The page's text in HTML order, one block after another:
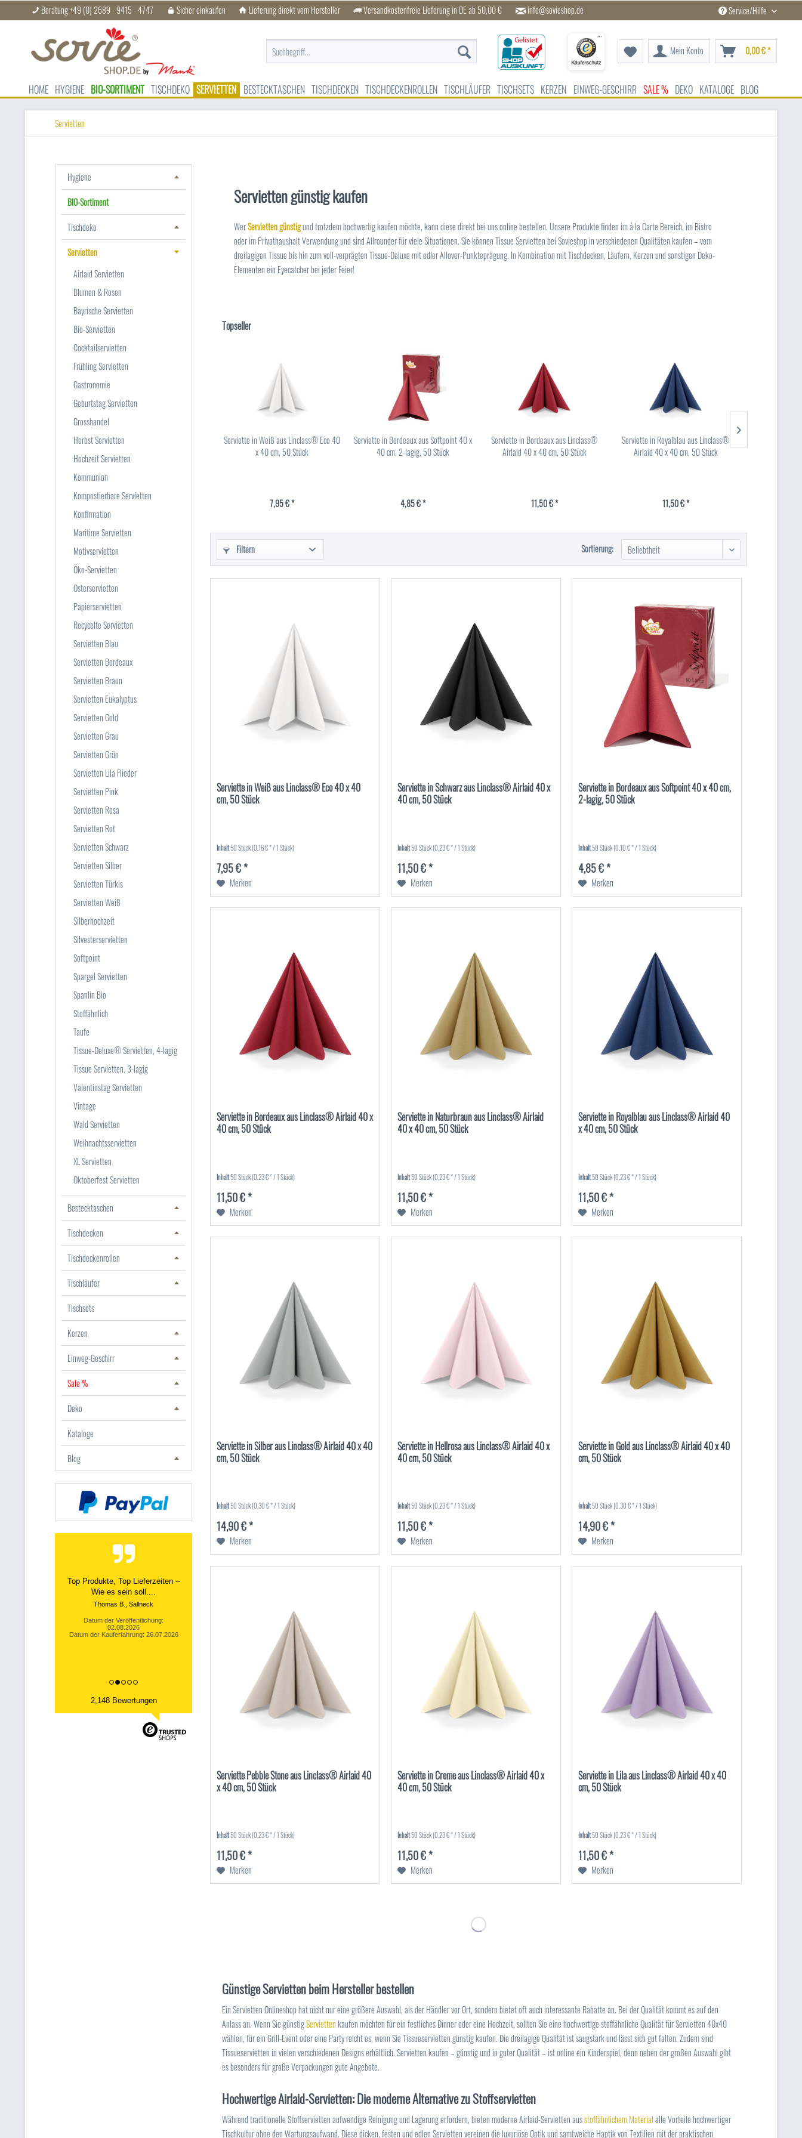
Beratung +49 (0) 2689 - 9415 - 4747 Sicher einkaufen Lieferung direkt vom Hersteller Versandkostenfreie Lieferung in DE ab 50,00 € info@sovieshop.de Service/Hilfe
Mein Konto 0,00 € *
HOME HYGIENE BIO-SORTIMENT TISCHDEKO SERVIETTEN BESTECKTASCHEN TISCHDECKEN TISCHDECKENROLLEN TISCHLÄUFER TISCHSETS KERZEN EINWEG-GESCHIRR SALE % DEKO KATALOGE BLOG
Servietten
Hygiene
BIO-Sortiment
Tischdeko
Servietten
Airlaid Servietten
Blumen & Rosen
Bayrische Servietten
Bio-Servietten
Cocktailservietten
Frühling Servietten
Gastronomie
Geburtstag Servietten
Grosshandel
Herbst Servietten
Hochzeit Servietten
Kommunion
Kompostierbare Servietten
Konfirmation
Maritime Servietten
Motivservietten
Öko-Servietten
Osterservietten
Papierservietten
Recycelte Servietten
Servietten Blau
Servietten Bordeaux
Servietten Braun
Servietten Eukalyptus
Servietten Gold
Servietten Grau
Servietten Grün
Servietten Lila Flieder
Servietten Pink
Servietten Rosa
Servietten Rot
Servietten Schwarz
Servietten Silber
Servietten Türkis
Servietten Weiß
Silberhochzeit
Silvesterservietten
Softpoint
Spargel Servietten
Spanlin Bio
Stoffähnlich
Taufe
Tissue-Deluxe® Servietten, 4-lagig
Tissue Servietten, 3-lagig
Valentinstag Servietten
Vintage
Wald Servietten
Weihnachtsservietten
XL Servietten
Oktoberfest Servietten
Bestecktaschen
Tischdecken
Tischdeckenrollen
Tischläufer
Tischsets
Kerzen
Einweg-Geschirr
Sale %
Deko
Kataloge
Blog
Top Produkte, Top Lieferzeiten --
Wie es sein soll....
Thomas B., Sallneck
Datum der Veröffentlichung:
02.08.2026
Datum der Kauferfahrung: 26.07.2026
2,148 Bewertungen
Servietten günstig kaufen
WerServietten günstigund trotzdem hochwertig kaufen möchte, kann diese direkt bei uns online bestellen. Unsere Produkte finden im á la Carte Bereich, im Bistro
oder im Privathaushalt Verwendung und sind Allrounder für viele Situationen. Sie können Tissue Servietten bei Sovieshop in verschiedenen Qualitäten kaufen – vom
dreilagigen Tissue bis hin zum voll-verprägten Tissue-Deluxe mit edler Allover-Punkteprägung. In Kombination mit Tischdecken, Läufern, Kerzen und sonstigen Deko-
Elementen ein Eyecatcher bei jeder Feier!
Topseller
Serviette in Weiß aus Linclass® Eco 40
x 40 cm, 50 Stück
7,95 € *
Serviette in Bordeaux aus Softpoint 40 x
40 cm, 2-lagig, 50 Stück
4,85 € *
Serviette in Bordeaux aus Linclass®
Airlaid 40 x 40 cm, 50 Stück
11,50 € *
Serviette in Royalblau aus Linclass®
Airlaid 40 x 40 cm, 50 Stück
11,50 € *
Filtern Sortierung:
Serviette in Weiß aus Linclass® Eco 40 x 40
cm, 50 Stück
Inhalt50 Stück(0,16 € * / 1 Stück)
7,95 € *
Merken
Serviette in Schwarz aus Linclass® Airlaid 40 x
40 cm, 50 Stück
Inhalt50 Stück(0,23 € * / 1 Stück)
11,50 € *
Merken
Serviette in Bordeaux aus Softpoint 40 x 40 cm,
2-lagig, 50 Stück
Inhalt50 Stück(0,10 € * / 1 Stück)
4,85 € *
Merken
Serviette in Bordeaux aus Linclass® Airlaid 40 x
40 cm, 50 Stück
Inhalt50 Stück(0,23 € * / 1 Stück)
11,50 € *
Merken
Serviette in Naturbraun aus Linclass® Airlaid
40 x 40 cm, 50 Stück
Inhalt50 Stück(0,23 € * / 1 Stück)
11,50 € *
Merken
Serviette in Royalblau aus Linclass® Airlaid 40
x 40 cm, 50 Stück
Inhalt50 Stück(0,23 € * / 1 Stück)
11,50 € *
Merken
Serviette in Silber aus Linclass® Airlaid 40 x 40
cm, 50 Stück
Inhalt50 Stück(0,30 € * / 1 Stück)
14,90 € *
Merken
Serviette in Hellrosa aus Linclass® Airlaid 40 x
40 cm, 50 Stück
Inhalt50 Stück(0,23 € * / 1 Stück)
11,50 € *
Merken
Serviette in Gold aus Linclass® Airlaid 40 x 40
cm, 50 Stück
Inhalt50 Stück(0,30 € * / 1 Stück)
14,90 € *
Merken
Serviette Pebble Stone aus Linclass® Airlaid 40
x 40 cm, 50 Stück
Inhalt50 Stück(0,23 € * / 1 Stück)
11,50 € *
Merken
Serviette in Creme aus Linclass® Airlaid 40 x
40 cm, 50 Stück
Inhalt50 Stück(0,23 € * / 1 Stück)
11,50 € *
Merken
Serviette in Lila aus Linclass® Airlaid 40 x 40
cm, 50 Stück
Inhalt50 Stück(0,23 € * / 1 Stück)
11,50 € *
Merken
Günstige Servietten beim Hersteller bestellen
Ein Servietten Onlineshop hat nicht nur eine größere Auswahl, als der Händler vor Ort, sondern bietet oft auch interessante Rabatte an. Bei der Qualität kommt es auf den
Anlass an. Wenn Sie günstigServiettenkaufen möchten für ein festliches Dinner oder eine Hochzeit, sollten Sie eine hochwertige stoffähnliche Qualität für Servietten 40x40
wählen, für ein Grill-Event oder eine Party reicht es, wenn Sie Tissueservietten günstig kaufen. Die dreilagige Qualität ist saugstark und lässt sich gut falten. Zudem sind
Tissueservietten in vielen verschiedenen Designs erhältlich. Servietten kaufen – günstig und in guter Qualität – ist online ein Kinderspiel, denn neben der großen Auswahl gibt
es besonders für große Verpackungen gute Angebote.
Hochwertige Airlaid-Servietten: Die moderne Alternative zu Stoffservietten
Während traditionelle Stoffservietten aufwendige Reinigung und Lagerung erfordern, bieten moderne Airlaid-Servietten ausstoffähnlichem Materialalle Vorteile hochwertiger
Tischkultur ohne den Wartungsaufwand. Diese dicken, festen und edlen Servietten vereinen die luxuriöse Optik und samtweiche Haptik von Textilien mit der praktischen